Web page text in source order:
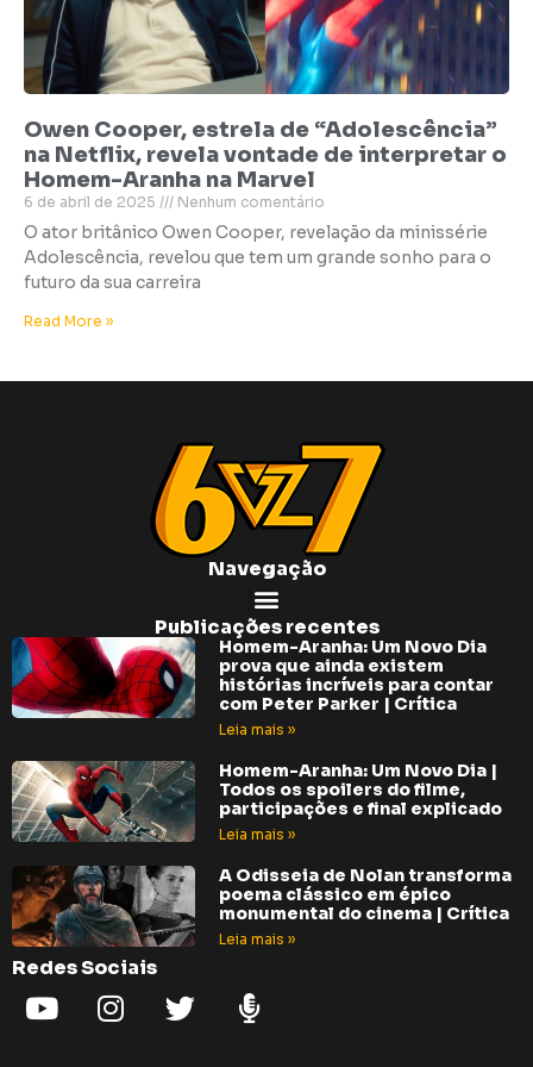
Owen Cooper, estrela de “Adolescência”
na Netflix, revela vontade de interpretar o
Homem-Aranha na Marvel
6 de abril de 2025 Nenhum comentário
O ator britânico Owen Cooper, revelação da minissérie
Adolescência, revelou que tem um grande sonho para o
futuro da sua carreira
Read More »
Navegação
Publicações recentes
Homem-Aranha: Um Novo Dia
prova que ainda existem
histórias incríveis para contar
com Peter Parker | Crítica
Leia mais »
Homem-Aranha: Um Novo Dia |
Todos os spoilers do filme,
participações e final explicado
Leia mais »
A Odisseia de Nolan transforma
poema clássico em épico
monumental do cinema | Crítica
Leia mais »
Redes Sociais